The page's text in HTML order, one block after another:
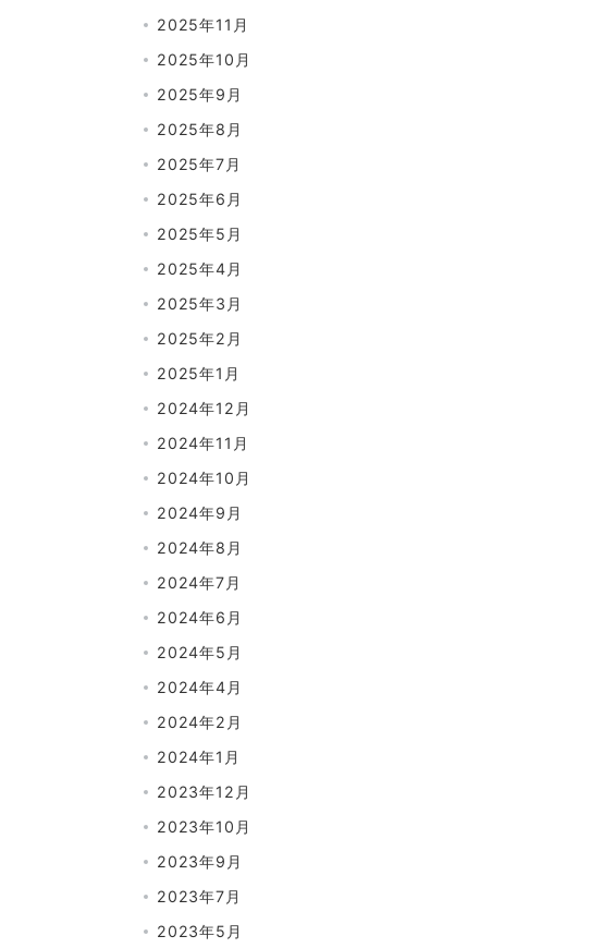
2025年11月
2025年10月
2025年9月
2025年8月
2025年7月
2025年6月
2025年5月
2025年4月
2025年3月
2025年2月
2025年1月
2024年12月
2024年11月
2024年10月
2024年9月
2024年8月
2024年7月
2024年6月
2024年5月
2024年4月
2024年2月
2024年1月
2023年12月
2023年10月
2023年9月
2023年7月
2023年5月